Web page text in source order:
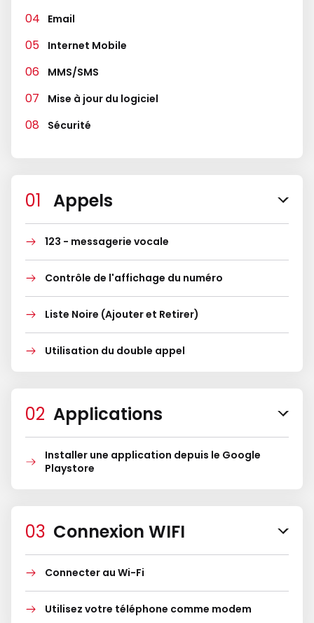
Email
Internet Mobile
MMS/SMS
Mise à jour du logiciel
Sécurité
Appels
123 - messagerie vocale
Contrôle de l'affichage du numéro
Liste Noire (Ajouter et Retirer)
Utilisation du double appel
Applications
Installer une application depuis le Google
Playstore
Connexion WIFI
Connecter au Wi-Fi
Utilisez votre téléphone comme modem